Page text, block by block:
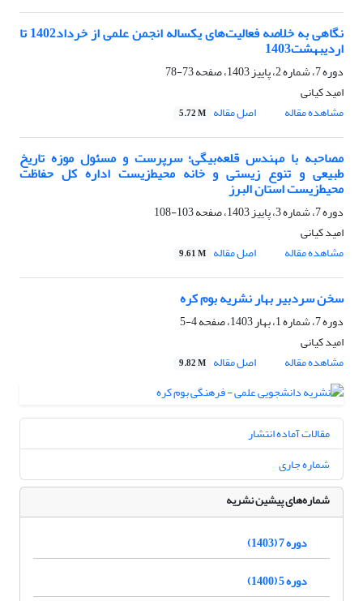
نگاهی به خلاصه فعالیت‌های یکساله انجمن علمی از خرداد1402 تا
اردیبهشت1403
دوره 7، شماره 2، پاییز 1403، صفحه
73-78
امید کیانی
مشاهده مقاله
اصل مقاله 5.72 M
مصاحبه با مهندس قلعه‌بیگی؛ سرپرست و مسئول موزه تاریخ
طبیعی و تنوع زیستی و خانه محیط‌زیست اداره کل حفاظت
محیط‌زیست استان البرز
دوره 7، شماره 3، پاییز 1403، صفحه
103-108
امید کیانی
مشاهده مقاله
اصل مقاله 9.61 M
سخن سردبیر بهار نشریه بوم کره
دوره 7، شماره 1، بهار 1403، صفحه
4-5
امید کیانی
مشاهده مقاله
اصل مقاله 9.82 M
مقالات آماده انتشار
شماره جاری
شماره‌های پیشین نشریه
دوره 7 (1403)
دوره 5 (1400)